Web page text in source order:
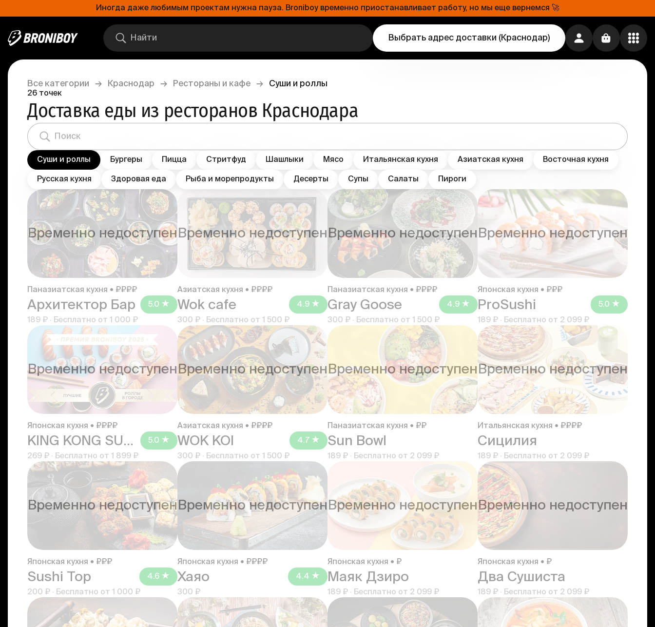
Иногда даже любимым проектам нужна пауза. Broniboy временно приостанавливает работу, но мы еще вернемся 🚀
Выбрать адрес доставки (Краснодар)
Все категории → Краснодар → Рестораны и кафе → Суши и роллы
26 точек
Доставка еды из ресторанов Краснодара
Суши и роллы Бургеры Пицца Стритфуд Шашлыки Мясо Итальянская кухня Азиатская кухня Восточная кухня
Русская кухня Здоровая еда Рыба и морепродукты Десерты Супы Салаты Пироги
Временно недоступен
Паназиатская кухня • ₽₽₽₽
Архитектор Бар
189 ₽ · Бесплатно от 1 000 ₽
5.0
Временно недоступен
Азиатская кухня • ₽₽₽₽
Wok cafe
300 ₽ · Бесплатно от 1 500 ₽
4.9
Временно недоступен
Паназиатская кухня • ₽₽₽₽
Gray Goose
300 ₽ · Бесплатно от 1 500 ₽
4.9
Временно недоступен
Японская кухня • ₽₽₽
ProSushi
189 ₽ · Бесплатно от 2 099 ₽
5.0
Временно недоступен
Японская кухня • ₽₽₽₽
KING KONG SUSHI
269 ₽ · Бесплатно от 1 899 ₽
5.0
Временно недоступен
Азиатская кухня • ₽₽₽₽
WOK KOI
300 ₽ · Бесплатно от 1 500 ₽
4.7
Временно недоступен
Паназиатская кухня • ₽₽
Sun Bowl
189 ₽ · Бесплатно от 2 099 ₽
Временно недоступен
Итальянская кухня • ₽₽₽₽
Сицилия
189 ₽ · Бесплатно от 2 099 ₽
Временно недоступен
Японская кухня • ₽₽₽
Sushi Top
200 ₽ · Бесплатно от 1 000 ₽
4.6
Временно недоступен
Японская кухня • ₽₽₽₽
Хаяо
300 ₽
4.4
Временно недоступен
Японская кухня • ₽
Маяк Дзиро
189 ₽ · Бесплатно от 2 099 ₽
Временно недоступен
Японская кухня • ₽
Два Сушиста
189 ₽ · Бесплатно от 2 099 ₽